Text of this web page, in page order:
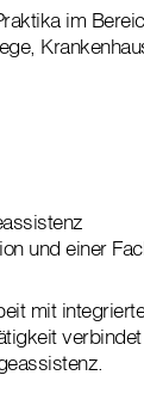
im
und einer
mit